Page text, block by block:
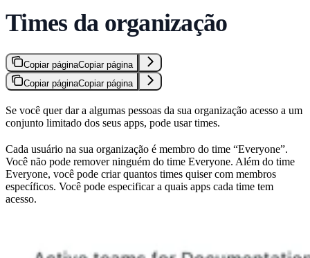
Times da organização
Copiar páginaCopiar página
Copiar páginaCopiar página
Se você quer dar a algumas pessoas da sua organização acesso a um
conjunto limitado dos seus apps, pode usar times.
Cada usuário na sua organização é membro do time “Everyone”.
Você não pode remover ninguém do time Everyone. Além do time
Everyone, você pode criar quantos times quiser com membros
específicos. Você pode especificar a quais apps cada time tem
acesso.